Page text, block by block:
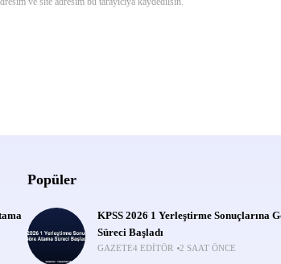
Popüler
KPSS 2026 1 Yerleştirme Sonuçlarına
Süreci Başladı
GAZETE4 EDITÖR 2 SAAT ÖNCE